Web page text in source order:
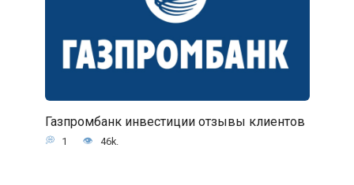
Газпромбанк инвестиции отзывы клиентов
1 46k.